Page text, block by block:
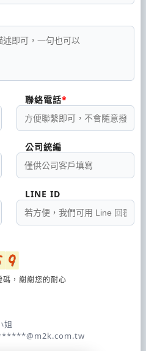
聯絡電話
公司統編
LINE ID
，謝謝您的耐心
姐